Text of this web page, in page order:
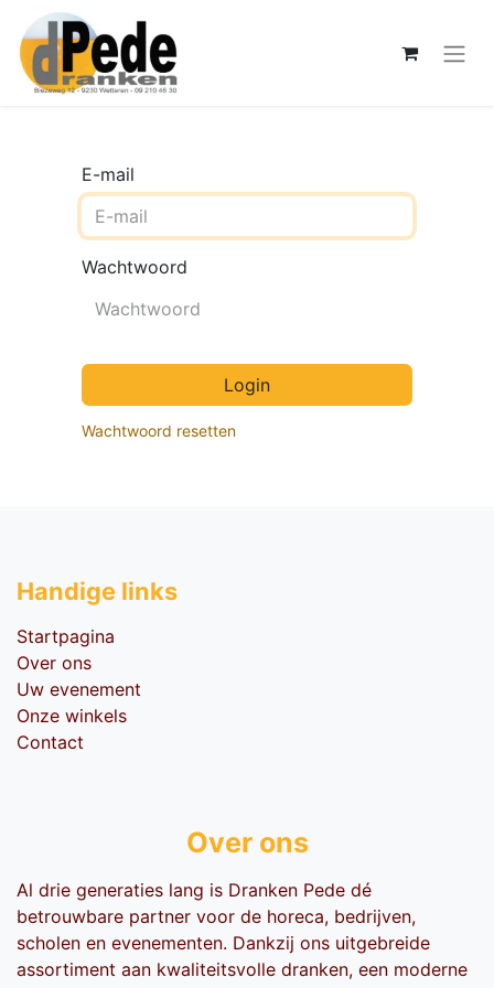
E-mail
Wachtwoord
Login
Wachtwoord resetten
Handige li​nks
Startpagina
Over ons
Uw evenement
Onze winkels
Contact
Over ons
Al drie generaties lang is Dranken Pede dé
betrouwbare partner voor de horeca, bedrijven,
scholen en evenementen. Dankzij ons uitgebreide
assortiment aan kwaliteitsvolle dranken, een moderne